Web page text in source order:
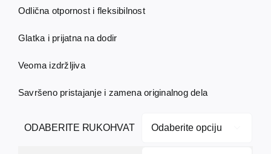
Odlična otpornost i fleksibilnost
Glatka i prijatna na dodir
Veoma izdržljiva
Savršeno pristajanje i zamena originalnog dela
ODABERITE RUKOHVAT